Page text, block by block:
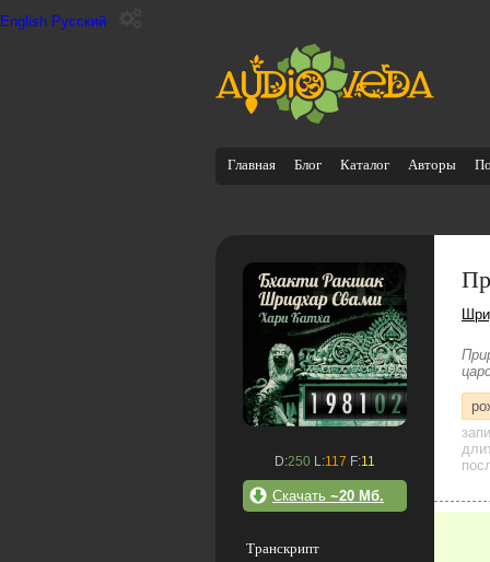
English Русский
Главная Блог Каталог Авторы
D:250 L:117 F:11
Скачать ~20 Мб.
Транскрипт